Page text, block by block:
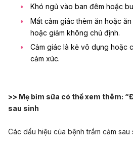
Khó ngủ vào ban đêm hoặc
Mất cảm giác thèm ăn hoặc
hoặc giảm không chủ định.
Cảm giác là kẻ vô dụng hoặc
cảm xúc.
>> Mẹ bỉm sữa có thể xem thêm:
sau sinh
Các dấu hiệu của bệnh trầm cảm sau